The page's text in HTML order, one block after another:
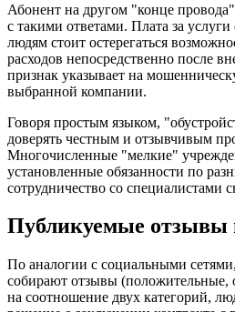
Абонент на другом "конце
с такими ответами. Плата за
людям стоит остерегаться
расходов непосредственно после
признак указывает на
выбранной компании.
Говоря простым языком,
доверять честным и отзывчивым
Многочисленные "мелкие"
установленные обязанности по
сотрудничество со специалистами
Публикуемые отзывы
По аналогии с социальными
собирают отзывы (положительные,
на соотношение двух категорий,